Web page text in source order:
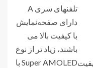
تلفنهای سری A
دارای صفحه‌نمایش
با کیفیت بالا می
باشند، زیاد تر از نوع
Super AMOLED با